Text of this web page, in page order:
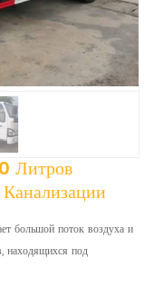
Литров
большой поток воздуха и
находящихся под